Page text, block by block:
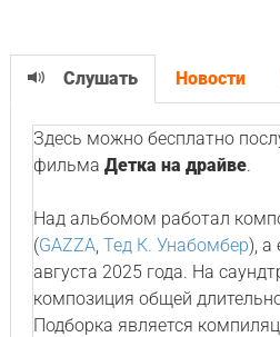
Слушать Новости
Здесь можно бесплатно
фильма Детка на драйве.
Над альбомом работал
(GAZZA, Тед К. Унабомбер), а
августа 2025 года. На
композиция общей
Подборка является